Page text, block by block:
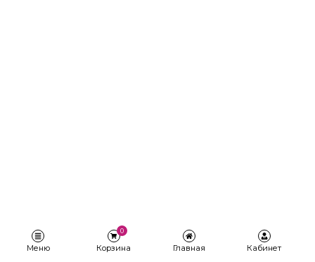
Меню
0
Корзина Главная Кабинет